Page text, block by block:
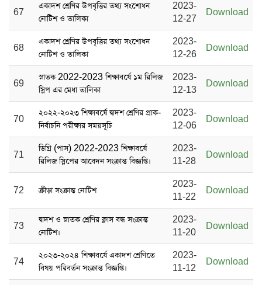
67
একাদশ শ্রেণির উপবৃত্তির তথ্য সংশোধন
নোটিশ ও তালিকা
2023-
12-27
Download
68
একাদশ শ্রেণির উপবৃত্তির তথ্য সংশোধন
নোটিশ ও তালিকা
2023-
12-26
Download
69
স্নাতক 2022-2023 শিক্ষাবর্ষে ১ম রিলিজ
স্লিপ এর মেধা তালিকা
2023-
12-13
Download
70
২০২২-২০২৩ শিক্ষাবর্ষে দ্বাদশ শ্রেণির প্রাক-
নির্বাচনি পরীক্ষার সময়সূচি
2023-
12-06
Download
71
ডিগ্রি (পাস) 2022-2023 শিক্ষাবর্ষে
রিলিজ স্লিপের আবেদন সংক্রান্ত বিজ্ঞপ্তি।
2023-
11-28
Download
72 ক্রীড়া সংক্রান্ত নোটিশ
2023-
11-22
Download
73
দ্বাদশ ও স্নাতক শ্রেণির ক্লাস বন্ধ সংক্রান্ত
নোটিশ।
2023-
11-20
Download
74
২০২৩-২০২৪ শিক্ষাবর্ষে একাদশ শ্রেণিতে
বিষয় পরিবর্তন সংক্রান্ত বিজ্ঞপ্তি।
2023-
11-12
Download